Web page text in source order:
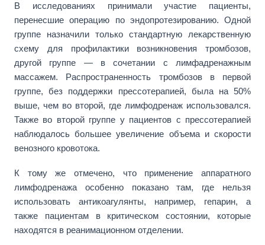
В исследованиях принимали участие пациенты,
перенесшие операцию по эндопротезированию. Одной
группе назначили только стандартную лекарственную
схему для профилактики возникновения тромбозов,
другой группе — в сочетании с лимфадренажным
массажем. Распространенность тромбозов в первой
группе, без поддержки прессотерапией, была на 50%
выше, чем во второй, где лимфодренаж использовался.
Также во второй группе у пациентов с прессотерапией
наблюдалось большее увеличение объема и скорости
венозного кровотока.
К тому же отмечено, что применение аппаратного
лимфодренажа особенно показано там, где нельзя
использовать антикоагулянты, например, гепарин, а
также пациентам в критическом состоянии, которые
находятся в реанимационном отделении.